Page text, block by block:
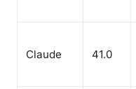
Claude 41.0